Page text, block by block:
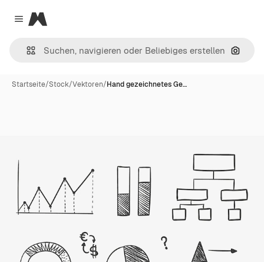
Close menu
Magnific
Nach
Startseite/Stock/Vektoren/Hand gezeichnetes Ge…